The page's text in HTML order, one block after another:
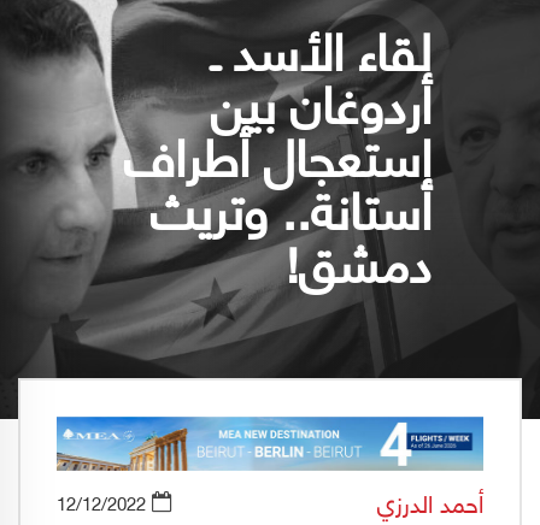
لقاء الأسد ـ
أردوغان بين
إستعجال أطراف
أستانة.. وتريث
دمشق!
أحمد الدرزي 12/12/2022